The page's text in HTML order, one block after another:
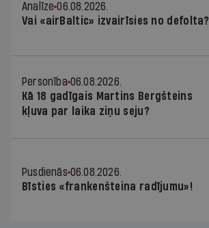
Analīze 06.08.2026.
Vai «airBaltic» izvairīsies no defolta?
Personība 06.08.2026.
Kā 18 gadīgais Martins Bergšteins
kļuva par laika ziņu seju?
Pusdienās 06.08.2026.
Bīsties «frankenšteina radījumu»!